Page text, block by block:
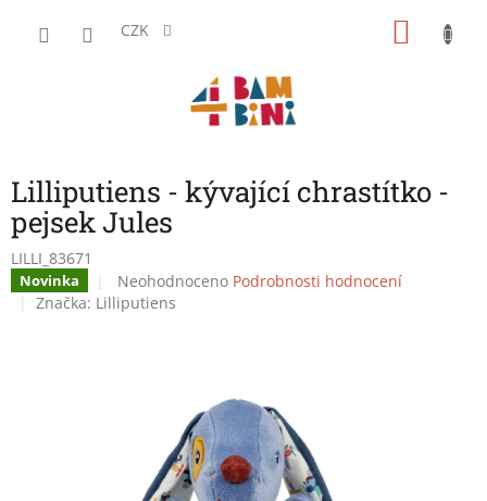
CZK
Lilliputiens - kývající chrastítko -
pejsek Jules
LILLI_83671
Novinka
Průměrné
hodnocení
hvězdiček.
Neohodnoceno Podrobnosti hodnocení
Značka: Lilliputiens